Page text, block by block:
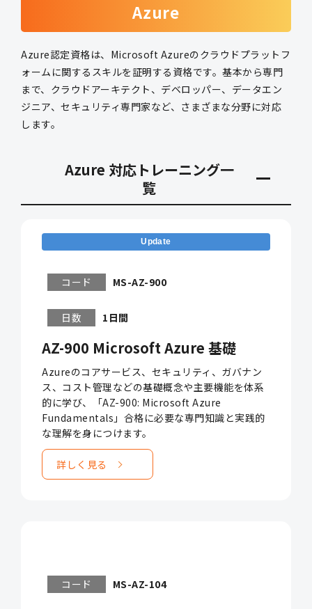
Azure
Azure認定資格は、Microsoft Azureのクラウドプラットフ
ォームに関するスキルを証明する資格です。基本から専門
まで、クラウドアーキテクト、デベロッパー、データエン
ジニア、セキュリティ専門家など、さまざまな分野に対応
します。
Azure 対応トレーニング一
覧
コード MS-AZ-900
日数 1日間
AZ-900 Microsoft Azure 基礎
Azureのコアサービス、セキュリティ、ガバナン
ス、コスト管理などの基礎概念や主要機能を体系
的に学び、「AZ-900: Microsoft Azure
Fundamentals」合格に必要な専門知識と実践的
な理解を身につけます。
Update
詳しく見る
コード MS-AZ-104